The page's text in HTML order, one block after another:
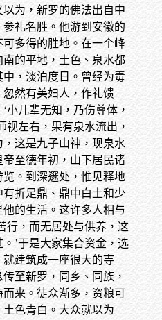
为，新罗的佛法出自中
参礼名胜。他游到安徽的
多得的胜地。在一个峰
的平地，土色、泉水都
，淡泊度日。曾经为毒
忽然有美妇人，作礼馈
小儿辈无知，乃伤尊体，
视左右，果有泉水流出，
这是九子山神，现泉水
至德年初，山下居民诸
。到深邃处，惟见释地
折足鼎、鼎中白土和少
的生活。这许多人相与
行，而无居处与供养，这
’于是大家集合资金，选
建筑成一座很大的寺
至新罗，同乡、同族，
来。徒众渐多，资粮可
色青白。大众就以为